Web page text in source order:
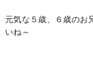
元気な５歳、６歳のお
いね～